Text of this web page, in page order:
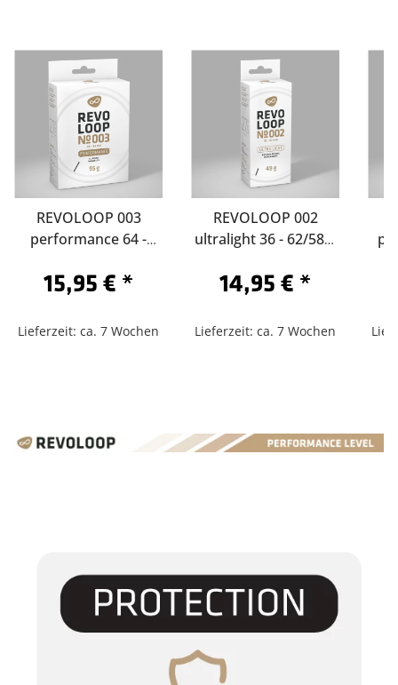
REVOLOOP 003
performance 64 -
15,95 € *
Lieferzeit: ca. 7 Wochen
REVOLOOP 002
ultralight 36 - 62/584-
14,95 € *
Lieferzeit: ca. 7 Wochen